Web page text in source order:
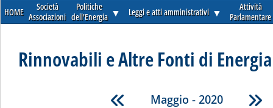
HOME
Società
Associazioni
Politiche
dell'Energia ▼ Leggi e atti amministrativi ▼
Attività
Parlamentare
Rinnovabili e Altre Fonti di
Maggio - 2020